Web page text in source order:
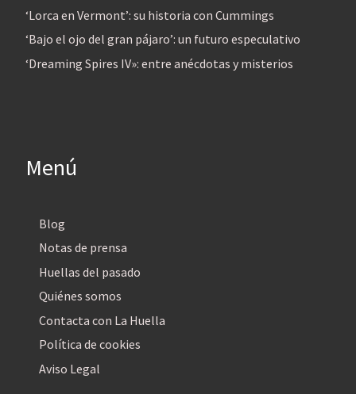
‘Lorca en Vermont’: su historia con Cummings
‘Bajo el ojo del gran pájaro’: un futuro especulativo
‘Dreaming Spires IV»: entre anécdotas y misterios
Menú
Blog
Notas de prensa
Huellas del pasado
Quiénes somos
Contacta con La Huella
Política de cookies
Aviso Legal